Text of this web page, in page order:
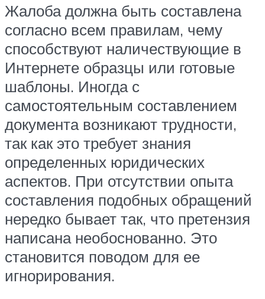
Жалоба должна быть составлена
согласно всем правилам, чему
способствуют наличествующие в
Интернете образцы или готовые
шаблоны. Иногда с
самостоятельным составлением
документа возникают трудности,
так как это требует знания
определенных юридических
аспектов. При отсутствии опыта
составления подобных обращений
нередко бывает так, что претензия
написана необоснованно. Это
становится поводом для ее
игнорирования.